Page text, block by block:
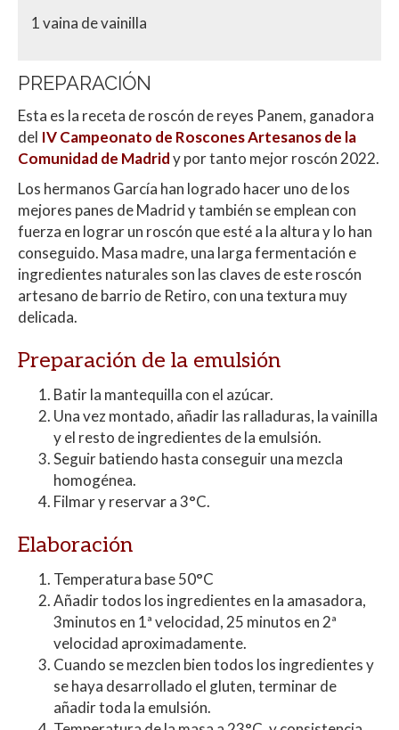
1 vaina de vainilla
PREPARACIÓN
Esta es la receta de roscón de reyes Panem, ganadora
del IV Campeonato de Roscones Artesanos de la
Comunidad de Madridy por tanto mejor roscón 2022.
Los hermanos García han logrado hacer uno de los
mejores panes de Madrid y también se emplean con
fuerza en lograr un roscón que esté a la altura y lo han
conseguido. Masa madre, una larga fermentación e
ingredientes naturales son las claves de este roscón
artesano de barrio de Retiro, con una textura muy
delicada.
Preparación de la emulsión
Batir la mantequilla con el azúcar.
Una vez montado, añadir las ralladuras, la vainilla
y el resto de ingredientes de la emulsión.
Seguir batiendo hasta conseguir una mezcla
homogénea.
Filmar y reservar a 3°C.
Elaboración
Temperatura base 50°C
Añadir todos los ingredientes en la amasadora,
3minutos en 1ª velocidad, 25 minutos en 2ª
velocidad aproximadamente.
Cuando se mezclen bien todos los ingredientes y
se haya desarrollado el gluten, terminar de
añadir toda la emulsión.